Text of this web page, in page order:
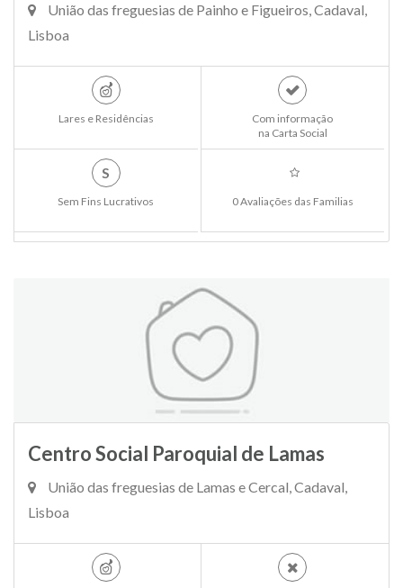
União das freguesias de Painho e Figueiros, Cadaval,
Lisboa
Lares e Residências
Com informação
na Carta Social
S
Sem Fins Lucrativos 0 Avaliações das Familias
Centro Social Paroquial de Lamas
União das freguesias de Lamas e Cercal, Cadaval,
Lisboa